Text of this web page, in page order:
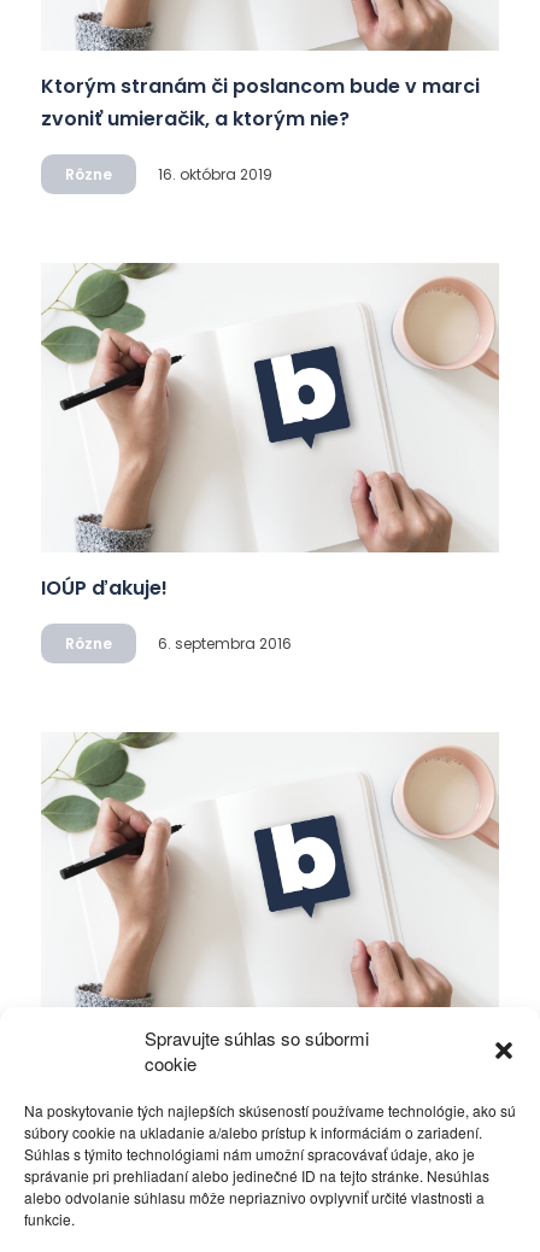
Spravujte súhlas so súbormi
cookie
Na poskytovanie tých najlepších skúseností používame technológie, ako sú
súbory cookie na ukladanie a/alebo prístup k informáciám o zariadení.
Súhlas s týmito technológiami nám umožní spracovávať údaje, ako je
správanie pri prehliadaní alebo jedinečné ID na tejto stránke. Nesúhlas
alebo odvolanie súhlasu môže nepriaznivo ovplyvniť určité vlastnosti a
funkcie.
Ktorým stranám či poslancom bude v marci
zvoniť umieračik, a ktorým nie?
Rôzne 16. októbra 2019
IOÚP ďakuje!
Rôzne 6. septembra 2016
Môj jednodňový výlet v Krakove
Cestovanie 8. júna 2016